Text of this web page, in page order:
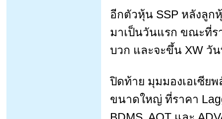
อีกตัวหุ้น SSP หลังลูก
มาเป็นวันแรก ขณะที่
บวก และจะขึ้น XW วั
ปิดท้าย มุมมองเอเซีย
ขนาดใหญ่ ที่ราคา